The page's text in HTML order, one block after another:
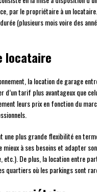
par le propriétaire à un
(plusieurs mois voire des
locataire
la location de garage
d’un tarif plus avantageux que
leurs prix en fonction du
une plus grande flexibilité en
à ses besoins et adapter
etc.). De plus, la location entre
quartiers où les parkings sont